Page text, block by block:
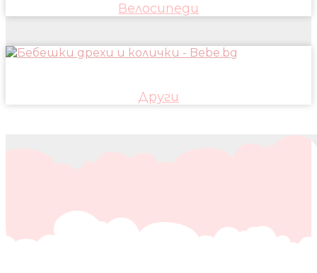
Велосипеди
Други